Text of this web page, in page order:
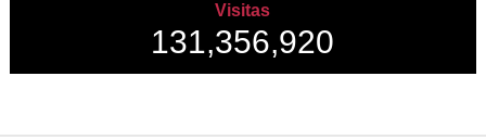
Visitas
131,356,920